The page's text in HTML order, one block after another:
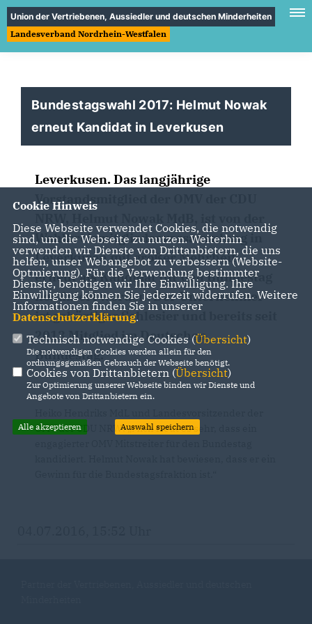
Union der Vertriebenen, Aussiedler und deutschen Minderheiten
Landesverband Nordrhein-Westfalen
Bundestagswahl 2017: Helmut Nowak
erneut Kandidat in Leverkusen
Leverkusen. Das langjährige
Vorstandsmitglied der OMV der CDU
Wahlkreismitgliederversammlung in
Leverkusen mit großer Mehrheit
erneut als Kandidat für den Bundestag
nominiert worden. Der Unternehmer
ist gebürtiger Schlesier und bereits seit
2013 Mitglied im Deutschen
Bundestag.
OMV der CDU NRW: „Mich freut es sehr, dass ein
Cookie Hinweis
Diese Webseite verwendet Cookies, die notwendig
sind, um die Webseite zu nutzen. Weiterhin
verwenden wir Dienste von Drittanbietern, die uns
helfen, unser Webangebot zu verbessern (Website-
Optmierung). Für die Verwendung bestimmter
Dienste, benötigen wir Ihre Einwilligung. Ihre
Einwilligung können Sie jederzeit widerrufen. Weitere
Informationen finden Sie in unserer
Datenschutzerklärung.
Technisch notwendige Cookies (Übersicht)
Die notwendigen Cookies werden allein für den
ordnungsgemäßen Gebrauch der Webseite benötigt.
Cookies von Drittanbietern (Übersicht)
Zur Optimierung unserer Webseite binden wir Dienste und
Angebote von Drittanbietern ein.
Alle akzeptieren Auswahl speichern